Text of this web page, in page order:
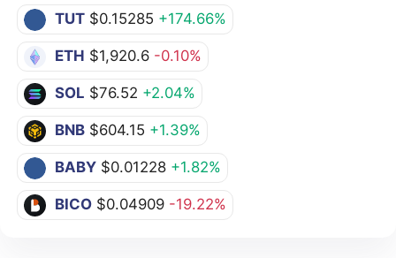
TUT $0.15285 +174.66%
ETH $1,920.6 -0.10%
SOL $76.52 +2.04%
BNB $604.15 +1.39%
BABY $0.01228 +1.82%
BICO $0.04909 -19.22%